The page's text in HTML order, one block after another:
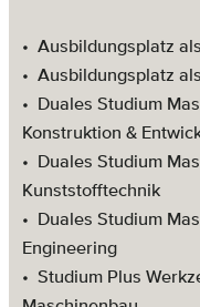
• Ausbildungsplatz
• Ausbildungsplatz
• Duales Studium
Konstruktion &
• Duales Studium
Kunststofftechnik
• Duales Studium
Engineering
• Studium Plus